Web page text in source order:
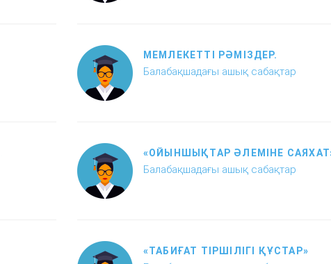
МЕМЛЕКЕТТІ РӘМІЗДЕР.
Балабақшадағы ашық сабақтар
«ОЙЫНШЫҚТАР ӘЛЕМІНЕ
Балабақшадағы ашық сабақтар
«ТАБИҒАТ ТІРШІЛІГІ ҚҰСТАР»